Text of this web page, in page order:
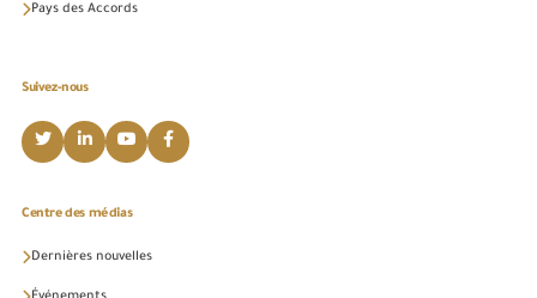
Pays des Accords
Suivez-nous
Centre des médias
Dernières nouvelles